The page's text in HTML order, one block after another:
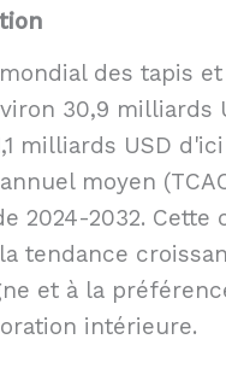
des tapis
30,9 milliards
milliards USD
moyen
2024-2032. Cette
tendance
et à la
intérieure.